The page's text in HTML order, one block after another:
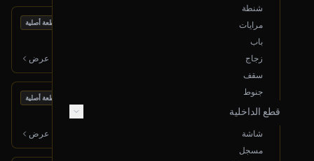
شنطة
مرايات
باب
زجاج
سقف
جنوط
قطع الداخلية
شاشة
مسجل
قطعة أصلية
عرض
قطعة أصلية
عرض